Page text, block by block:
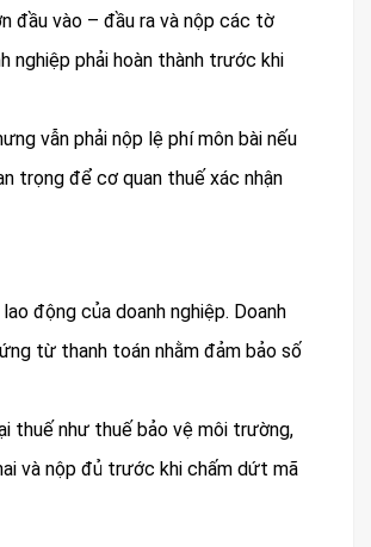
đầu vào – đầu ra và nộp các tờ
nghiệp phải hoàn thành trước khi
vẫn phải nộp lệ phí môn bài nếu
trọng để cơ quan thuế xác nhận
động của doanh nghiệp. Doanh
từ thanh toán nhằm đảm bảo số
thuế như thuế bảo vệ môi trường,
và nộp đủ trước khi chấm dứt mã